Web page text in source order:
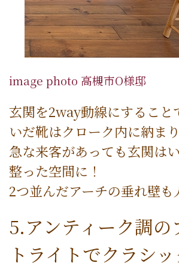
image photo 高槻市O様邸
玄関を2way動線にすること
いだ靴はクローク内に納まり
急な来客があっても玄関は
整った空間に！
2つ並んだアーチの垂れ壁
5.アンティーク調の
トライトでクラシ